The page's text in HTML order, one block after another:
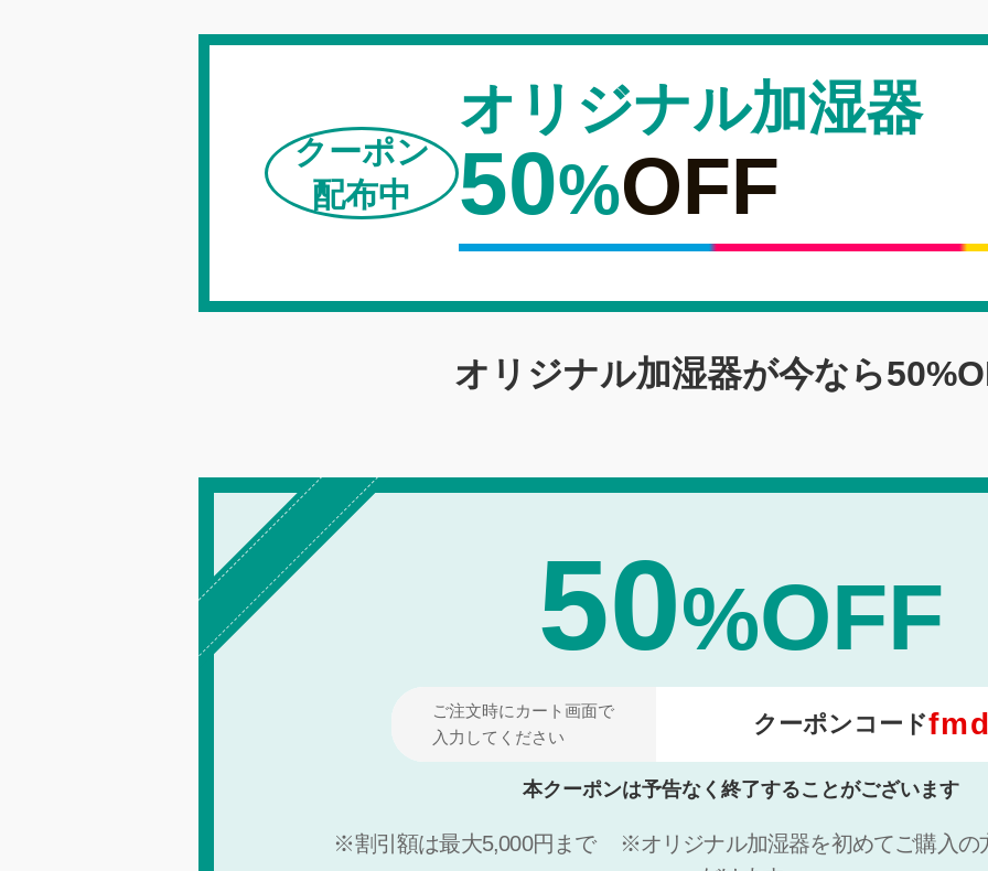
クーポン
配布中
オリジナル加湿器
50%OFF
オリジナル加湿器が今なら
50%OFF
ご注文時にカート画面で
入力してください
クーポンコード
本クーポンは予告なく終了することがございます
※割引額は最大5,000円まで
※オリジナル加湿器を初めてご購入の